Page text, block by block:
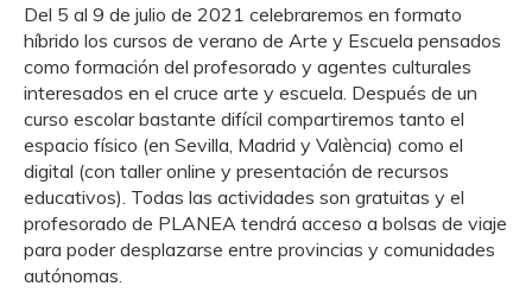
Del 5 al 9 de julio de 2021 celebraremos en formato
híbrido los cursos de verano de Arte y Escuela pensados
como formación del profesorado y agentes culturales
interesados en el cruce arte y escuela. Después de un
curso escolar bastante difícil compartiremos tanto el
espacio físico (en Sevilla, Madrid y València) como el
digital (con taller online y presentación de recursos
educativos). Todas las actividades son gratuitas y el
profesorado de PLANEA tendrá acceso a bolsas de viaje
para poder desplazarse entre provincias y comunidades
autónomas.